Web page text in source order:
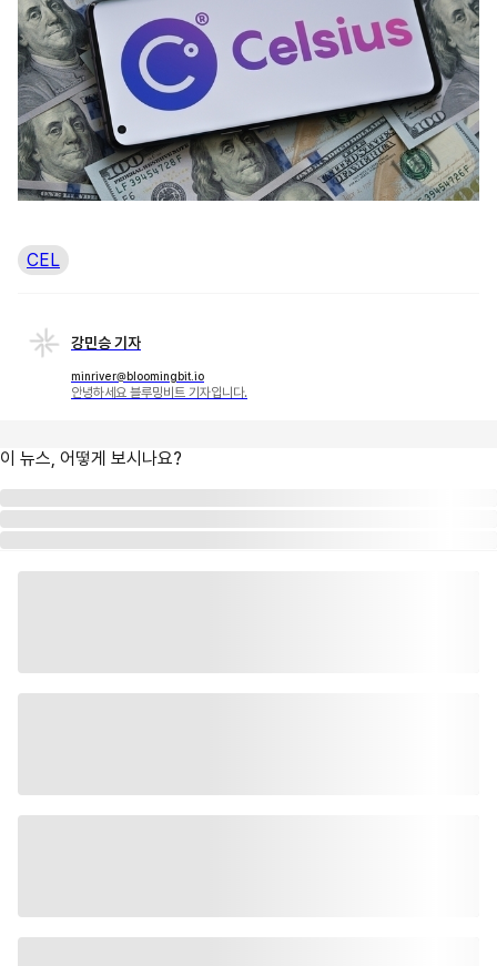
CEL
강민승 기자
minriver@bloomingbit.io
안녕하세요 블루밍비트 기자입니다.
이 뉴스, 어떻게 보시나요?